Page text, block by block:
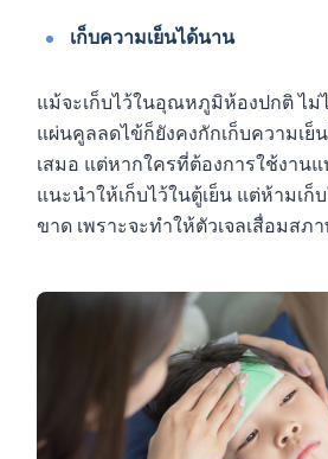
เก็บความเย็นได้นาน
แม้จะเก็บไว้ในอุณหภูมิห้องปกติ ไม่
แผ่นคูลลดไข้ก็ยังคงกักเก็บความเย็
เสมอ แต่หากใครที่ต้องการใช้งาน
แนะนำให้เก็บไว้ในตู้เย็น แต่ห้ามเก็
ขาด เพราะจะทำให้ตัวเจลเสื่อมสภ